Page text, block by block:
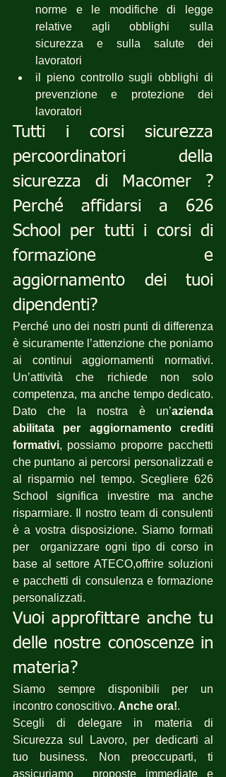
norme e le modifiche di legge
relative agli obblighi sulla
sicurezza e sulla salute dei
lavoratori
il pieno controllo sugli obblighi di
prevenzione e protezione dei
lavoratori
Tutti i corsi sicurezza
percoordinatori della
sicurezza di Macomer ?
Perché affidarsi a 626
School per tutti i corsi di
formazione e
aggiornamento dei tuoi
dipendenti?
Perché uno dei nostri punti di differenza
è sicuramente l’attenzione che poniamo
ai continui aggiornamenti normativi.
Un’attività che richiede non solo
competenza, ma anche tempo dedicato.
Dato che la nostra è un’azienda
abilitata per aggiornamento crediti
formativi, possiamo proporre pacchetti
che puntano ai percorsi personalizzati e
al risparmio nel tempo. Scegliere 626
School significa investire ma anche
risparmiare. Il nostro team di consulenti
è a vostra disposizione. Siamo formati
per  organizzare ogni tipo di corso in
base al settore ATECO,offrire soluzioni
e pacchetti di consulenza e formazione
personalizzati.
Vuoi approfittare anche tu
delle nostre conoscenze in
materia?
Siamo sempre disponibili per un
incontro conoscitivo. Anche ora!.
Scegli di delegare in materia di
Sicurezza sul Lavoro, per dedicarti al
tuo business. Non preoccuparti, ti
assicuriamo  proposte immediate e